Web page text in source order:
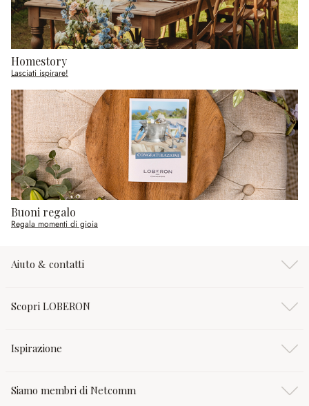
Homestory
Lasciati ispirare!
Buoni regalo
Regala momenti di gioia
Aiuto & contatti
Scopri LOBERON
Ispirazione
Siamo membri di Netcomm